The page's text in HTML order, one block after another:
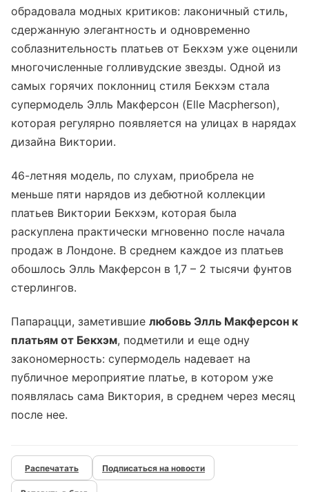
обрадовала модных критиков: лаконичный стиль,
сдержанную элегантность и одновременно
соблазнительность платьев от Бекхэм уже оценили
многочисленные голливудские звезды. Одной из
самых горячих поклонниц стиля Бекхэм стала
супермодель Элль Макферсон (Elle Macpherson),
которая регулярно появляется на улицах в нарядах
дизайна Виктории.
46-летняя модель, по слухам, приобрела не
меньше пяти нарядов из дебютной коллекции
платьев Виктории Бекхэм, которая была
раскуплена практически мгновенно после начала
продаж в Лондоне. В среднем каждое из платьев
обошлось Элль Макферсон в 1,7 – 2 тысячи фунтов
стерлингов.
Папарацци, заметившие любовь Элль Макферсон к
платьям от Бекхэм, подметили и еще одну
закономерность: супермодель надевает на
публичное мероприятие платье, в котором уже
появлялась сама Виктория, в среднем через месяц
после нее.
Подписаться на новости